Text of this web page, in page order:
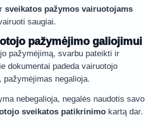
sveikatos pažymos vairuotojams
saugiai.
pažymėjimo galiojimui
pažymėjimą, svarbu pateikti ir
dokumentai padeda vairuotojo
pažymėjimas negalioja.
nebegalioja, negalės naudotis savo
sveikatos patikrinimo kartą dar.